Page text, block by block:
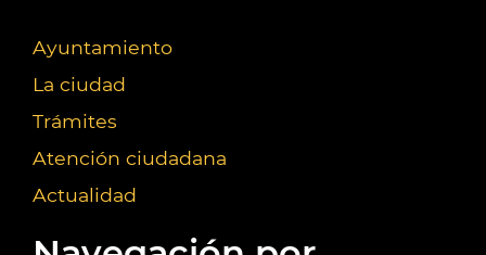
Ayuntamiento
La ciudad
Trámites
Atención ciudadana
Actualidad